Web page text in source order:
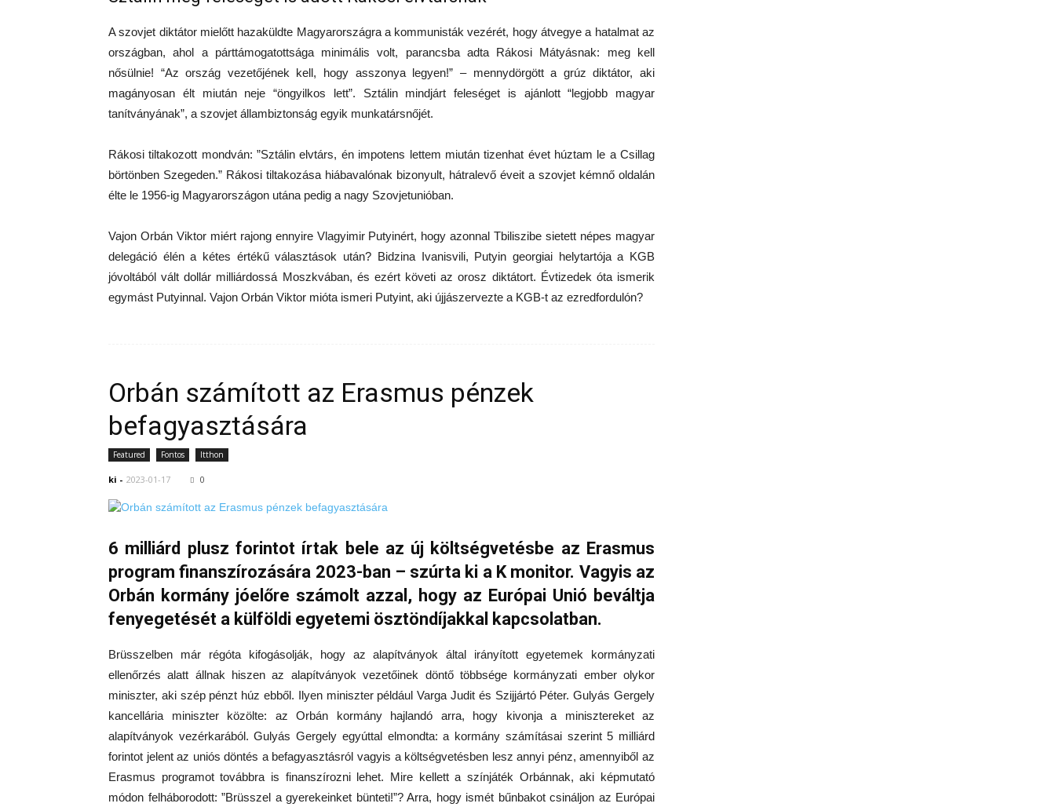
A szovjet diktátor mielőtt hazaküldte Magyarországra a kommunisták vezérét, hogy átvegye a hatalmat az
országban, ahol a párttámogatottsága minimális volt, parancsba adta Rákosi Mátyásnak: meg kell
nősülnie! “Az ország vezetőjének kell, hogy asszonya legyen!” – mennydörgött a grúz diktátor, aki
magányosan élt miután neje “öngyilkos lett”. Sztálin mindjárt feleséget is ajánlott “legjobb magyar
tanítványának”, a szovjet állambiztonság egyik munkatársnőjét.
Rákosi tiltakozott mondván: ”Sztálin elvtárs, én impotens lettem miután tizenhat évet húztam le a Csillag
börtönben Szegeden.” Rákosi tiltakozása hiábavalónak bizonyult, hátralevő éveit a szovjet kémnő oldalán
élte le 1956-ig Magyarországon utána pedig a nagy Szovjetunióban.
Vajon Orbán Viktor miért rajong ennyire Vlagyimir Putyinért, hogy azonnal Tbiliszibe sietett népes magyar
delegáció élén a kétes értékű választások után? Bidzina Ivanisvili, Putyin georgiai helytartója a KGB
jóvoltából vált dollár milliárdossá Moszkvában, és ezért követi az orosz diktátort. Évtizedek óta ismerik
egymást Putyinnal. Vajon Orbán Viktor mióta ismeri Putyint, aki újjászervezte a KGB-t az ezredfordulón?
Orbán számított az Erasmus pénzek
befagyasztására
Featured Fontos Itthon
ki - 2023-01-17 0
6 milliárd plusz forintot írtak bele az új költségvetésbe az Erasmus
program finanszírozására 2023-ban – szúrta ki a K monitor. Vagyis az
Orbán kormány jóelőre számolt azzal, hogy az Európai Unió beváltja
fenyegetését a külföldi egyetemi ösztöndíjakkal kapcsolatban.
Brüsszelben már régóta kifogásolják, hogy az alapítványok által irányított egyetemek kormányzati
ellenőrzés alatt állnak hiszen az alapítványok vezetőinek döntő többsége kormányzati ember olykor
miniszter, aki szép pénzt húz ebből. Ilyen miniszter például Varga Judit és Szijjártó Péter. Gulyás Gergely
kancellária miniszter közölte: az Orbán kormány hajlandó arra, hogy kivonja a minisztereket az
alapítványok vezérkarából. Gulyás Gergely egyúttal elmondta: a kormány számításai szerint 5 milliárd
forintot jelent az uniós döntés a befagyasztásról vagyis a költségvetésben lesz annyi pénz, amennyiből az
Erasmus programot továbbra is finanszírozni lehet. Mire kellett a színjáték Orbánnak, aki képmutató
módon felháborodott: ”Brüsszel a gyerekeinket bünteti!”? Arra, hogy ismét bűnbakot csináljon az Európai